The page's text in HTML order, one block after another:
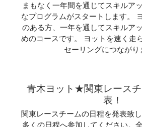
催
し
ま
し
た
まもなく一年間を通じてスキルア
なプログラムがスタートします。
のある方、一年を通してスキルア
めのコースです。 ヨットを速く走
セーリングにつながり
青木ヨット★関東レース
表！
関東レースチームの日程を発表致
多くの日程へ参加してください。